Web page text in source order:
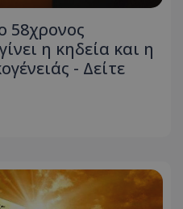
58χρονος
η κηδεία και η
- Δείτε